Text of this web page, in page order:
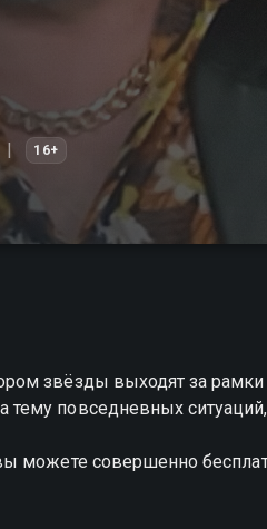
16+
звёзды выходят за
повседневных
можете совершенно